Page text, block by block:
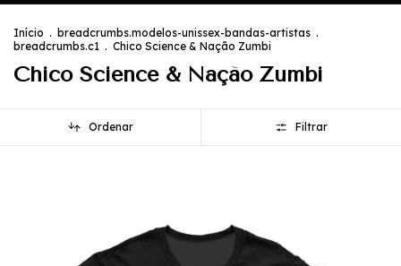
Início . breadcrumbs.modelos-unissex-bandas-artistas .
breadcrumbs.c1 . Chico Science & Nação Zumbi
Chico Science & Nação Zumbi
Ordenar Filtrar